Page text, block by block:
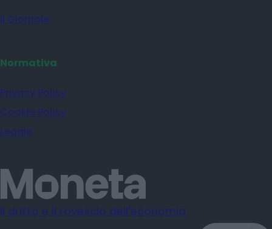
il Giornale
Normativa
Privacy Policy
Cookie Policy
Legale
Il dritto e il rovescio dell'economia